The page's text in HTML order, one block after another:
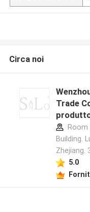
Circa noi
Trade
Room
Building.
Zhejiang.
5.0